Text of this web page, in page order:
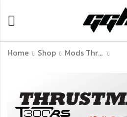
Home Shop Mods Thrustmaster